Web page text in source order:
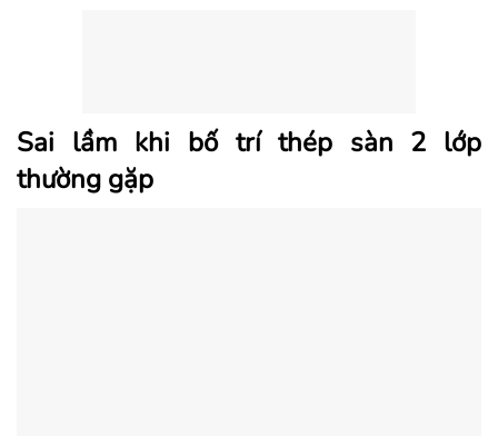
Sai lầm khi bố trí thép sàn 2 lớp
thường gặp